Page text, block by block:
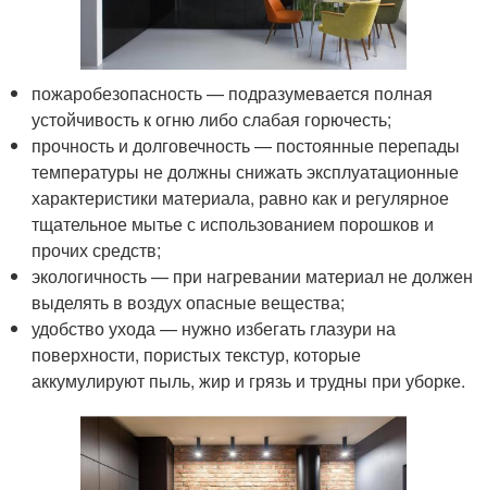
пожаробезопасность — подразумевается полная
устойчивость к огню либо слабая горючесть;
прочность и долговечность — постоянные перепады
температуры не должны снижать эксплуатационные
характеристики материала, равно как и регулярное
тщательное мытье с использованием порошков и
прочих средств;
экологичность — при нагревании материал не должен
выделять в воздух опасные вещества;
удобство ухода — нужно избегать глазури на
поверхности, пористых текстур, которые
аккумулируют пыль, жир и грязь и трудны при уборке.